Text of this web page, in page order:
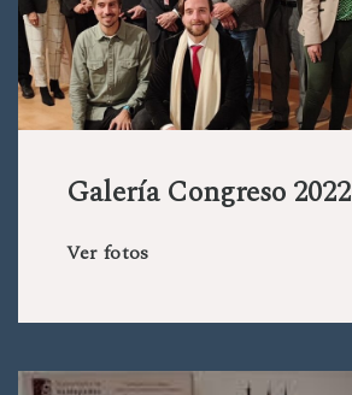
Galería Congreso 2022
Ver fotos